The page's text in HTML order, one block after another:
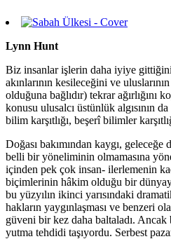
Lynn Hunt
Biz insanlar işlerin daha iyiye
akınlarının kesileceğini ve
olduğuna bağlıdır) tekrar
konusu ulusalcı üstünlük algısının da
bilim karşıtlığı, beşerî bilimler
Doğası bakımından kaygı,
belli bir yöneliminin olmamasına
içinden pek çok insan- ilerlemenin
biçimlerinin hâkim olduğu bir
bu yüzyılın ikinci yarısındaki
hakların yaygınlaşması ve benzeri
güveni bir kez daha baltaladı. Ancak
yutma tehdidi taşıyordu. Serbest